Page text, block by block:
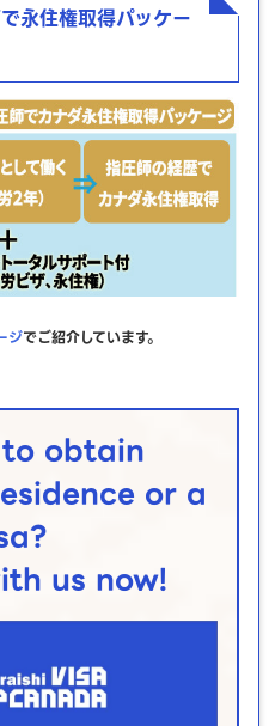
永住権取得パッケー
ジでご紹介しています。
obtain
or a
us now!